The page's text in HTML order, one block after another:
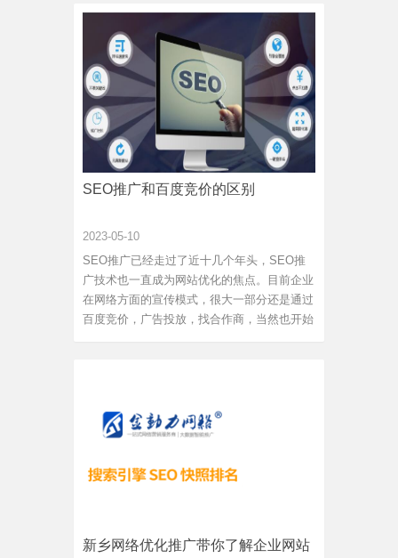
又无法快速的找到原因...
SEO推广和百度竞价的区别
2023-05-10
SEO推广已经走过了近十几个年头，SEO推
广技术也一直成为网站优化的焦点。目前企业
在网络方面的宣传模式，很大一部分还是通过
百度竞价，广告投放，找合作商，当然也开始
新乡网络优化推广带你了解企业网站